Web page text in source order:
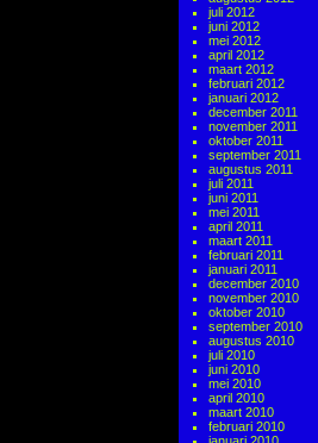
juli 2012
juni 2012
mei 2012
april 2012
maart 2012
februari 2012
januari 2012
december 2011
november 2011
oktober 2011
september 2011
augustus 2011
juli 2011
juni 2011
mei 2011
april 2011
maart 2011
februari 2011
januari 2011
december 2010
november 2010
oktober 2010
september 2010
augustus 2010
juli 2010
juni 2010
mei 2010
april 2010
maart 2010
februari 2010